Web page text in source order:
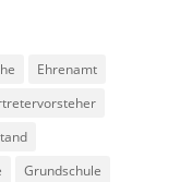
Ehrenamt
Grundschule